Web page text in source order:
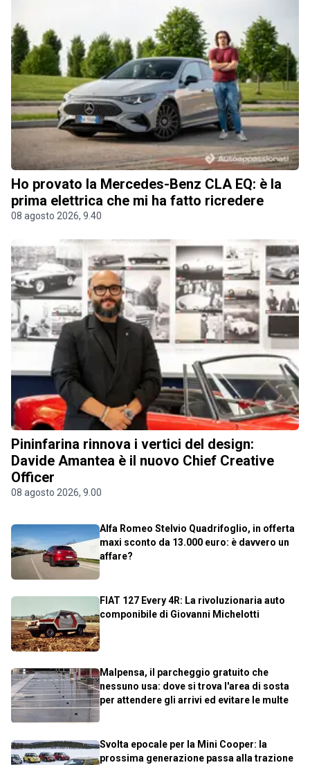
Ho provato la Mercedes-Benz CLA EQ: è la
prima elettrica che mi ha fatto ricredere
08 agosto 2026, 9.40
Pininfarina rinnova i vertici del design:
Davide Amantea è il nuovo Chief Creative
Officer
08 agosto 2026, 9.00
Alfa Romeo Stelvio Quadrifoglio, in offerta
maxi sconto da 13.000 euro: è davvero un
affare?
FIAT 127 Every 4R: La rivoluzionaria auto
componibile di Giovanni Michelotti
Malpensa, il parcheggio gratuito che
nessuno usa: dove si trova l'area di sosta
per attendere gli arrivi ed evitare le multe
Svolta epocale per la Mini Cooper: la
prossima generazione passa alla trazione